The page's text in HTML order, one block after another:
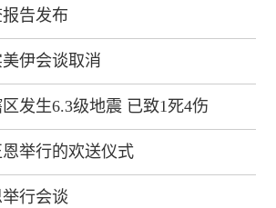
告发布
伊会谈取消
发生6.3级地震 已致1死4伤
举行的欢送仪式
行会谈